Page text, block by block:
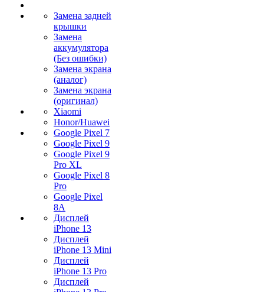
Замена задней
крышки
Замена
аккумулятора
(Без ошибки)
Замена экрана
(аналог)
Замена экрана
(оригинал)
Xiaomi
Honor/Huawei
Google Pixel 7
Google Pixel 9
Google Pixel 9
Pro XL
Google Pixel 8
Pro
Google Pixel
8A
Дисплей
iPhone 13
Дисплей
iPhone 13 Mini
Дисплей
iPhone 13 Pro
Дисплей